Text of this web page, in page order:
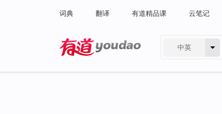
词典 翻译 有道精品课 云笔记
中英